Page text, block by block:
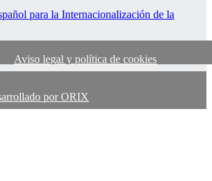
Aviso legal y política de cookies
por ORIX